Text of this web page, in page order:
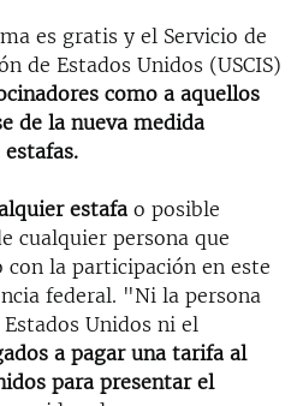
es gratis y el Servicio de
de Estados Unidos (USCIS)
como a aquellos
de la nueva medida
estafa o posible
cualquier persona que
la participación en este
federal. "Ni la persona
Unidos ni el
a pagar una tarifa al
para presentar el